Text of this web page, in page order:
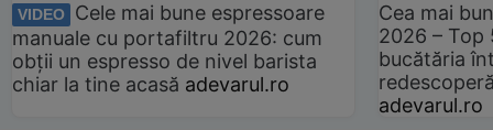
VIDEO
Cele mai bune espressoare
manuale cu portafiltru 2026: cum
obții un espresso de nivel barista
chiar la tine acasă adevarul.ro
Cea mai
2026 –
bucătăria
adevarul.ro